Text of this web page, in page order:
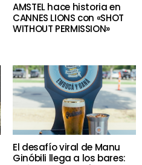
AMSTEL hace historia en
CANNES LIONS con «SHOT
WITHOUT PERMISSION»
El desafío viral de Manu
Ginóbili llega a los bares: